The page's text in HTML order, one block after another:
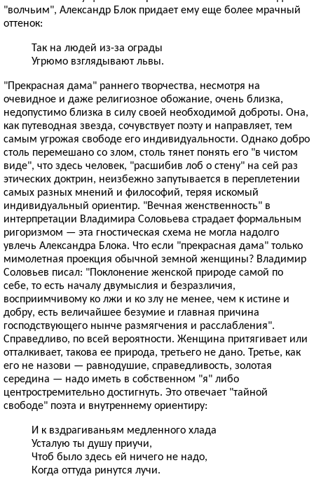
"волчьим", Александр Блок придает ему еще более мрачный
оттенок:
Так на людей из-за ограды
Угрюмо взглядывают львы.
"Прекрасная дама" раннего творчества, несмотря на
очевидное и даже религиозное обожание, очень близка,
недопустимо близка в силу своей необходимой доброты. Она,
как путеводная звезда, сочувствует поэту и направляет, тем
самым угрожая свободе его индивидуальности. Однако добро
столь перемешано со злом, столь тянет понять его "в чистом
виде", что здесь человек, "расшибив лоб о стену" на сей раз
этических доктрин, неизбежно запутывается в переплетении
самых разных мнений и философий, теряя искомый
индивидуальный ориентир. "Вечная женственность" в
интерпретации Владимира Соловьева страдает формальным
ригоризмом — эта гностическая схема не могла надолго
увлечь Александра Блока. Что если "прекрасная дама" только
мимолетная проекция обычной земной женщины? Владимир
Соловьев писал: "Поклонение женской природе самой по
себе, то есть началу двумыслия и безразличия,
восприимчивому ко лжи и ко злу не менее, чем к истине и
добру, есть величайшее безумие и главная причина
господствующего нынче размягчения и расслабления".
Справедливо, по всей вероятности. Женщина притягивает или
отталкивает, такова ее природа, третьего не дано. Третье, как
его не назови — равнодушие, справедливость, золотая
середина — надо иметь в собственном "я" либо
центростремительно достигнуть. Это отвечает "тайной
свободе" поэта и внутреннему ориентиру:
И к вздрагиваньям медленного хлада
Усталую ты душу приучи,
Чтоб было здесь ей ничего не надо,
Когда оттуда ринутся лучи.